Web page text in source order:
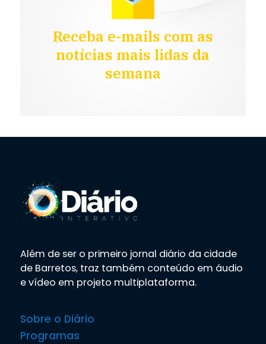
Receba e-mails com as
notícias mais lidas da
semana
Além de ser o primeiro jornal diário da cidade
de Barretos, traz também conteúdo em áudio
e vídeo em projeto multiplataforma.
Sobre o Diário
Programas